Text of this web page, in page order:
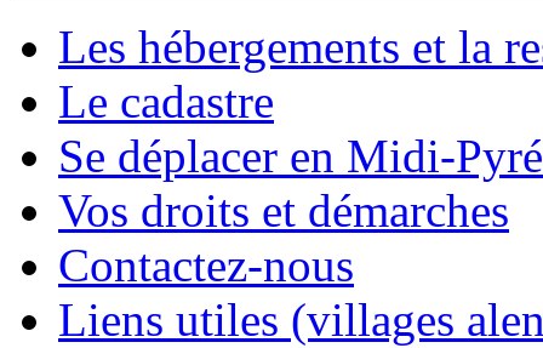
Les hébergements et la
Le cadastre
Se déplacer en Midi-
Vos droits et démarches
Contactez-nous
Liens utiles (villages